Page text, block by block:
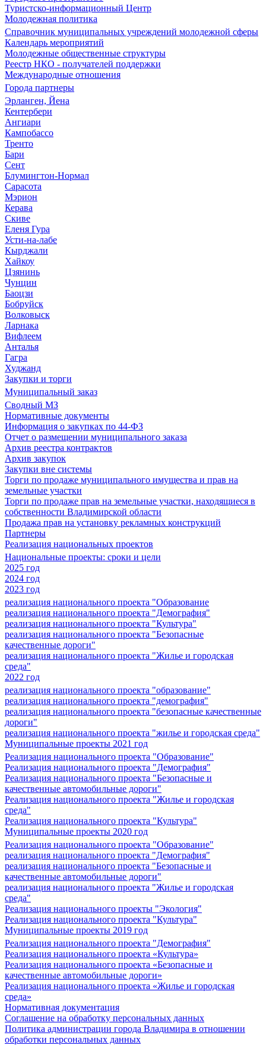
Туристско-информационный Центр
Молодежная политика
Справочник муниципальных учреждений молодежной сферы
Календарь мероприятий
Молодежные общественные структуры
Реестр НКО - получателей поддержки
Международные отношения
Города партнеры
Эрланген, Йена
Кентербери
Ангиари
Кампобассо
Тренто
Бари
Сент
Блумингтон-Нормал
Сарасота
Мэрион
Керава
Скиве
Еленя Гура
Усти-на-лабе
Кырджали
Хайкоу
Цзянинь
Чунцин
Баоцзи
Бобруйск
Волковыск
Ларнака
Вифлеем
Анталья
Гагра
Худжанд
Закупки и торги
Муниципальный заказ
Сводный МЗ
Нормативные документы
Информация о закупках по 44-ФЗ
Отчет о размещении муниципального заказа
Архив реестра контрактов
Архив закупок
Закупки вне системы
Торги по продаже муниципального имущества и прав на
земельные участки
Торги по продаже прав на земельные участки, находящиеся в
собственности Владимирской области
Продажа прав на установку рекламных конструкций
Партнеры
Реализация национальных проектов
Национальные проекты: сроки и цели
2025 год
2024 год
2023 год
реализация национального проекта "Образование
реализация национального проекта "Демография"
реализация национального проекта "Культура"
реализация национального проекта "Безопасные
качественные дороги"
реализация национального проекта "Жилье и городская
среда"
2022 год
реализация национального проекта "образование"
реализация национального проекта "демография"
реализация национального проекта "безопасные качественные
дороги"
реализация национального проекта "жилье и городская среда"
Муниципальные проекты 2021 год
Реализация национального проекта "Образование"
Реализация национального проекта "Демография"
Реализация национального проекта "Безопасные и
качественные автомобильные дороги"
Реализация национального проекта "Жилье и городская
среда"
Реализация национального проекта "Культура"
Муниципальные проекты 2020 год
Реализация национального проекта "Образование"
реализация национального проекта "Демография"
реализация национального проекта "Безопасные и
качественные автомобильные дороги"
реализация национального проекта "Жилье и городская
среда"
Реализация национального проекты "Экология"
Реализация национального проекта "Культура"
Муниципальные проекты 2019 год
Реализация национального проекта "Демография"
Реализация национального проекта «Культура»
Реализация национального проекта «Безопасные и
качественные автомобильные дороги»
Реализация национального проекта «Жилье и городская
среда»
Нормативная документация
Соглашение на обработку персональных данных
Политика администрации города Владимира в отношении
обработки персональных данных